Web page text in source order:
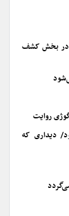
در بخش کشف
روایت
بود/ دیداری که